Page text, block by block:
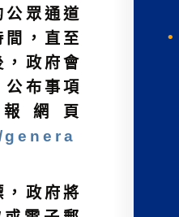
公眾通道
，直至
，政府會
布事項
網頁
，政府將